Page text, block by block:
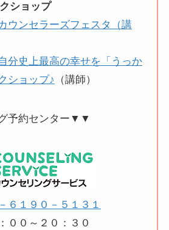
ショップ
ウンセラーズフェスタ（講
分史上最高の幸せを「うっか
ショップ♪
（講師）
予約センター▼▼
６１９０－５１３１
００～２０：３０